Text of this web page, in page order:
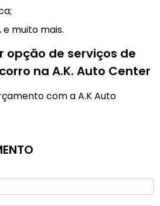
e muito mais.
opção de serviços de
na A.K. Auto Center
com a A.K Auto